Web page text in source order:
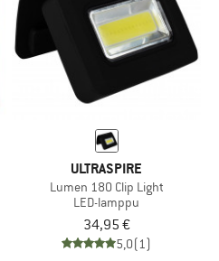
ULTRASPIRE
Lumen 180 Clip Light
LED-lamppu
34,95 €
5,0(1)